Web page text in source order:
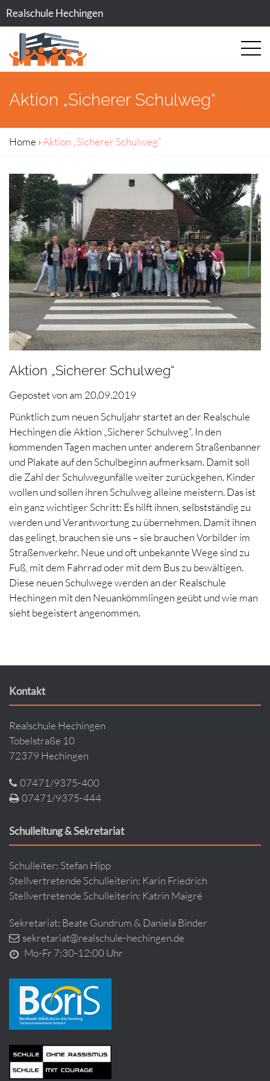
Realschule Hechingen
Aktion „Sicherer Schulweg“
Home ›Aktion „Sicherer Schulweg“
Aktion „Sicherer Schulweg“
Gepostet von am 20.09.2019
Pünktlich zum neuen Schuljahr startet an der Realschule
Hechingen die Aktion „Sicherer Schulweg“. In den
kommenden Tagen machen unter anderem Straßenbanner
und Plakate auf den Schulbeginn aufmerksam. Damit soll
die Zahl der Schulwegunfälle weiter zurückgehen. Kinder
wollen und sollen ihren Schulweg alleine meistern. Das ist
ein ganz wichtiger Schritt: Es hilft ihnen, selbstständig zu
werden und Verantwortung zu übernehmen. Damit ihnen
das gelingt, brauchen sie uns – sie brauchen Vorbilder im
Straßenverkehr. Neue und oft unbekannte Wege sind zu
Fuß, mit dem Fahrrad oder mit dem Bus zu bewältigen.
Diese neuen Schulwege werden an der Realschule
Hechingen mit den Neuankömmlingen geübt und wie man
sieht begeistert angenommen.
Kontakt
Realschule Hechingen
Tobelstraße 10
72379 Hechingen
07471/9375-400
07471/9375-444
Schulleitung & Sekretariat
Schulleiter: Stefan Hipp
Stellvertretende Schulleiterin: Karin Friedrich
Stellvertretende Schulleiterin: Katrin Maigré
Sekretariat: Beate Gundrum & Daniela Binder
sekretariat@realschule-hechingen.de
Mo-Fr 7:30-12:00 Uhr